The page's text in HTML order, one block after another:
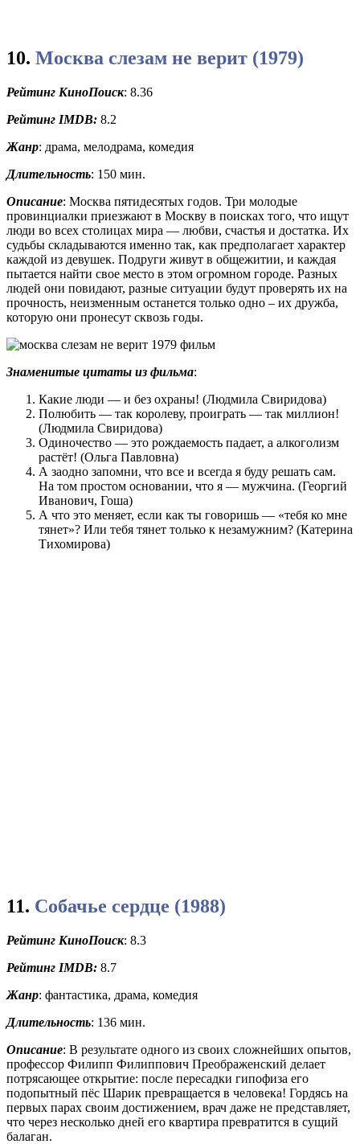
10. Москва слезам не верит (1979)
Рейтинг КиноПоиск: 8.36
Рейтинг IMDB: 8.2
Жанр: драма, мелодрама, комедия
Длительность: 150 мин.
Описание: Москва пятидесятых годов. Три молодые
провинциалки приезжают в Москву в поисках того, что ищут
люди во всех столицах мира — любви, счастья и достатка. Их
судьбы складываются именно так, как предполагает характер
каждой из девушек. Подруги живут в общежитии, и каждая
пытается найти свое место в этом огромном городе. Разных
людей они повидают, разные ситуации будут проверять их на
прочность, неизменным останется только одно – их дружба,
которую они пронесут сквозь годы.
Знаменитые цитаты из фильма:
Какие люди — и без охраны! (Людмила Свиридова)
Полюбить — так королеву, проиграть — так миллион!
(Людмила Свиридова)
Одиночество — это рождаемость падает, а алкоголизм
растёт! (Ольга Павловна)
А заодно запомни, что все и всегда я буду решать сам.
На том простом основании, что я — мужчина. (Георгий
Иванович, Гоша)
А что это меняет, если как ты говоришь — «тебя ко мне
тянет»? Или тебя тянет только к незамужним? (Катерина
Тихомирова)
11. Собачье сердце (1988)
Рейтинг КиноПоиск: 8.3
Рейтинг IMDB: 8.7
Жанр: фантастика, драма, комедия
Длительность: 136 мин.
Описание: В результате одного из своих сложнейших опытов,
профессор Филипп Филиппович Преображенский делает
потрясающее открытие: после пересадки гипофиза его
подопытный пёс Шарик превращается в человека! Гордясь на
первых парах своим достижением, врач даже не представляет,
что через несколько дней его квартира превратится в сущий
балаган.